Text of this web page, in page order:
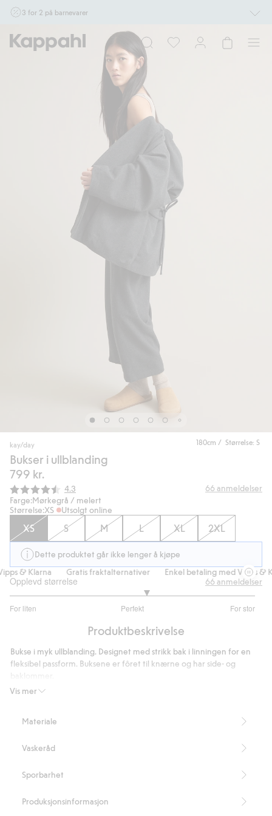
3 for 2 på barnevarer
Ikke Newbie. Gjelder når du handler 2 eller flere varer som inngår i tilbudet tom.
17/8 i butikk & online for deg som er eller blir medlem. Kan ikke kombineres med
andre tilbud eller rabatter.
Handle nå
180cm / Størrelse: S
kay/day
Bukser i ullblanding
799 kr.
Gjennomsnittskarakter:
4.3 66 anmeldelser
Farge:Mørkegrå / melert
Størrelse:XS Utsolgt online
XS S M L XL 2XL
Dette produktet går ikke lenger å kjøpe
& Klarna
Gratis fraktalternativer Enkel betaling med Vipps &
Opplevd størrelse
For liten Perfekt For stor
av
53
stemmer
66 anmeldelser
Produktbeskrivelse
Vis mer
Bukse i myk ullblanding. Designet med strikk bak i linningen for en
fleksibel passform. Buksene er fôret til knærne og har side- og
Passformen er løs og romslig. Komfortable plagg til trening, turer,
Ullblanding
Pull on-modell
Lommer bak
Innerbenslengde 64 cm i størrelse S
Materiale
Vaskeråd
Sporbarhet
Produksjonsinformasjon